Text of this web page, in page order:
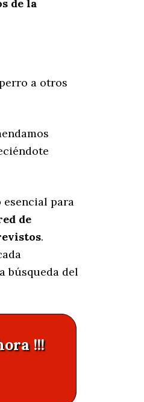
de la
a otros
esencial para
de
.
búsqueda del
!!!